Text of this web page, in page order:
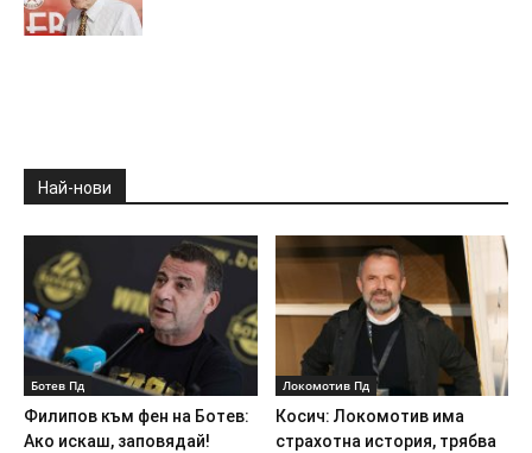
Най-нови
Ботев Пд
Филипов към фен на Ботев:
Ако искаш, заповядай!
Локомотив Пд
Косич: Локомотив има
страхотна история, трябва